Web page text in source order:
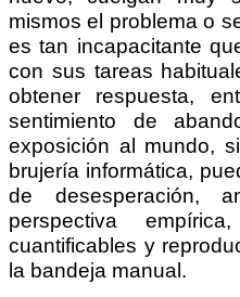
mismos el problema o
es tan incapacitante
con sus tareas
obtener respuesta,
sentimiento de
exposición al mundo,
brujería informática,
de desesperación,
perspectiva
cuantificables y
la bandeja manual.